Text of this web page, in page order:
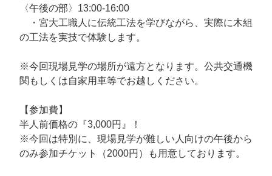
〈午後の部〉13:00-16:00
・宮大工職人に伝統工法を学びながら、実際に木組
の工法を実技で体験します。
※今回現場見学の場所が遠方となります。公共交通機
関もしくは自家用車等でお越しください。
【参加費】
半人前価格の『3,000円』！
※今回は特別に、現場見学が難しい人向けの午後から
のみ参加チケット（2000円）も用意しております。